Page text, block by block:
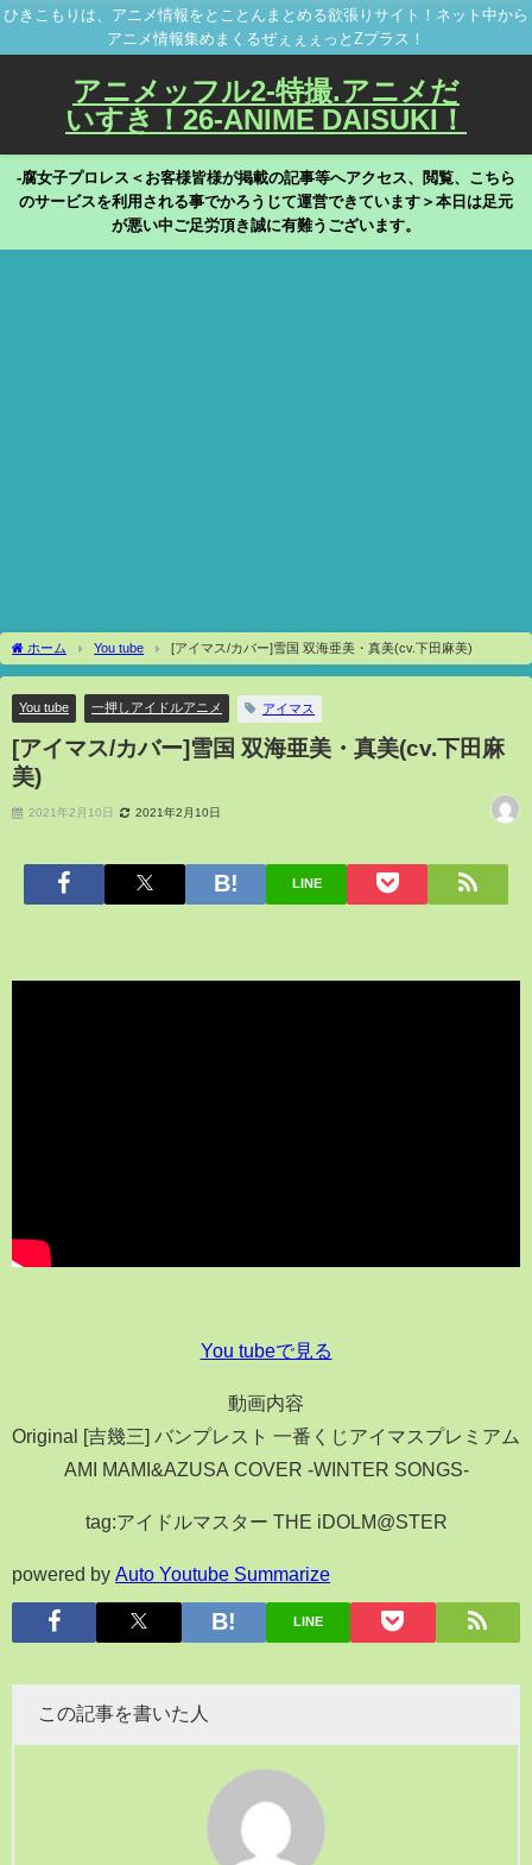
ひきこもりは、アニメ情報をとことんまとめる欲張りサイト！ネット中から
アニメ情報集めまくるぜぇぇぇっとZプラス！
アニメッフル2-特撮.アニメだ
いすき！26-ANIME DAISUKI！
-腐女子プロレス＜お客様皆様が掲載の記事等へアクセス、閲覧、こちら
のサービスを利用される事でかろうじて運営できています＞本日は足元
が悪い中ご足労頂き誠に有難うございます。
ホーム You tube [アイマス/カバー]雪国 双海亜美・真美(cv.下田麻美)
You tube 一押しアイドルアニメ アイマス
[アイマス/カバー]雪国 双海亜美・真美(cv.下田麻
美)
2021年2月10日 2021年2月10日
LINE
You tubeで見る
動画内容
Original [吉幾三] バンプレスト 一番くじアイマスプレミアム
AMI MAMI&AZUSA COVER -WINTER SONGS-
tag:アイドルマスター THE iDOLM@STER
powered by Auto Youtube Summarize
LINE
この記事を書いた人